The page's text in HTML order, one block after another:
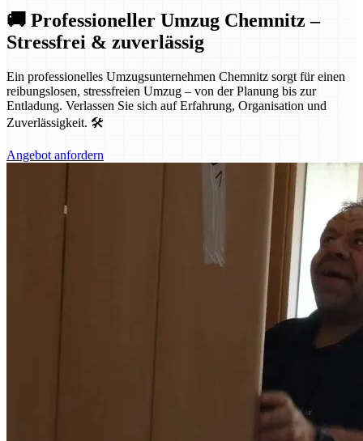
🚚 Professioneller Umzug Chemnitz –
Stressfrei & zuverlässig
Ein professionelles Umzugsunternehmen Chemnitz sorgt für einen
reibungslosen, stressfreien Umzug – von der Planung bis zur
Entladung. Verlassen Sie sich auf Erfahrung, Organisation und
Zuverlässigkeit. 🛠️
Angebot anfordern